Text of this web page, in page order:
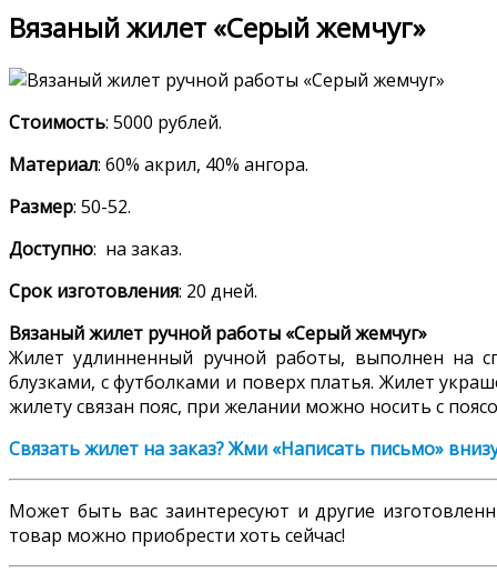
Вязаный жилет «Серый жемчуг»
Стоимость: 5000 рублей.
Материал: 60% акрил, 40% ангора.
Размер: 50-52.
Доступно: на заказ.
Срок изготовления: 20 дней.
Вязаный жилет ручной работы «Серый жемчуг»
Жилет удлинненный ручной работы, выполнен на
блузками, с футболками и поверх платья. Жилет
жилету связан пояс, при желании можно носить с
Связать жилет на заказ? Жми «Написать письмо»
Может быть вас заинтересуют и другие
товар можно приобрести хоть сейчас!